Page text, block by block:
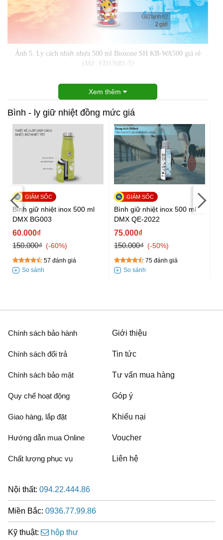
Ảnh 5. Ly cách nhiệt nhựa 500 ml Biozone SH KB-WA500 giá rẻ
(Mã: VD13681-5)
Xem thêm
Bình - ly giữ nhiệt đồng mức giá
Bình giữ nhiệt inox 500 ml
DMX BG003
60.000₫
150.000₫
-60%
57 đánh giá
Bình giữ nhiệt inox 500 ml
DMX QE-2022
75.000₫
150.000₫
-50%
75 đánh giá
Chính sách bảo hành
Chính sách đổi trả
Chính sách bảo mật
Quy chế hoạt động
Giao hàng, lắp đặt
Hướng dẫn mua Online
Chất lượng phục vụ
Giới thiệu
Tin tức
Tư vấn mua hàng
Góp ý
Khiếu nại
Voucher
Liên hệ
Nội thất: 094.22.444.86
Miền Bắc: 0936.77.99.86
Kỹ thuật: hộp thư